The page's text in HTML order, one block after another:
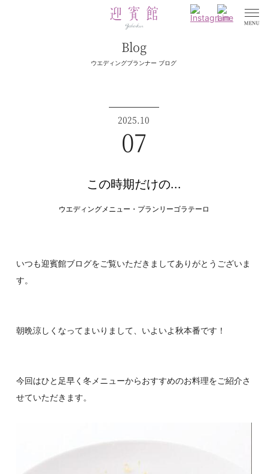
Blog
ウエディングプランナー ブログ
2025.10
07
この時期だけの...
ウエディングメニュー・プラン リーゴラテーロ
いつも迎賓館ブログをご覧いただきましてありがとうございま
す。
朝晩涼しくなってまいりまして、いよいよ秋本番です！
今回はひと足早く冬メニューからおすすめのお料理をご紹介さ
せていただきます。